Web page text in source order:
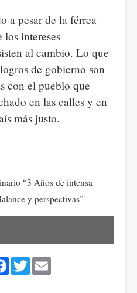
a pesar de la férrea
intereses
al cambio. Lo que
de gobierno son
con el pueblo que
en las calles y en
más justo.
“3 Años de intensa
y perspectivas”
Facebook
Twitter